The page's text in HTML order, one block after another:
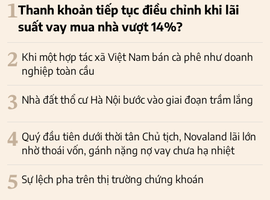
1Thanh khoản tiếp tục điều chỉnh khi lãi
suất vay mua nhà vượt 14%?
2 Khi một hợp tác xã Việt Nam bán cà phê như doanh
nghiệp toàn cầu
3 Nhà đất thổ cư Hà Nội bước vào giai đoạn trầm lắng
4 Quý đầu tiên dưới thời tân Chủ tịch, Novaland lãi lớn
nhờ thoái vốn, gánh nặng nợ vay chưa hạ nhiệt
5 Sự lệch pha trên thị trường chứng khoán